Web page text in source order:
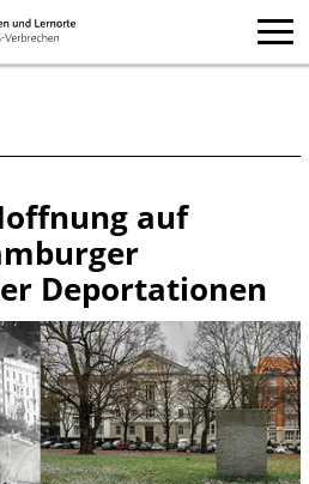
auf
Deportationen